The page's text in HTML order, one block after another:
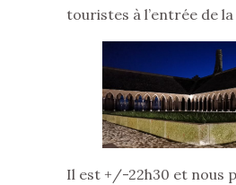
touristes à l’entrée de la
Il est +/-22h30 et nous